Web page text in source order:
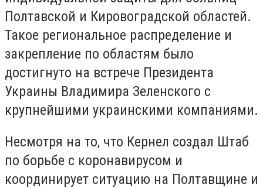
Полтавской и Кировоградской областей.
Такое региональное распределение и
закрепление по областям было
достигнуто на встрече Президента
Украины Владимира Зеленского с
крупнейшими украинскими компаниями.
Несмотря на то, что Кернел создал Штаб
по борьбе с коронавирусом и
координирует ситуацию на Полтавщине и